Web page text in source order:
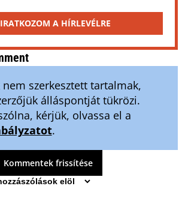
A HÍRLEVÉLRE
szerkesztett tartalmak,
álláspontját tükrözi.
kérjük, olvassa el a
.
Kommentek frissítése